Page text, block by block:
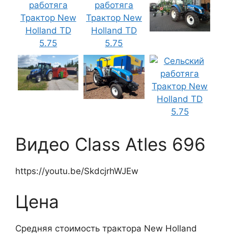
Видео Class Atles 696
https://youtu.be/SkdcjrhWJEw
Цена
Средняя стоимость трактора New Holland